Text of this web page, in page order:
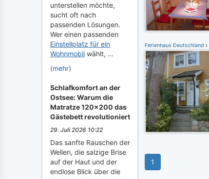
unterstellen möchte,
sucht oft nach
passenden Lösungen.
Wer einen passenden
Einstellplatz für ein
Wohnmobil wählt, …
(mehr)
Schlafkomfort an der
Ostsee: Warum die
Matratze 120x200 das
Gästebett revolutioniert
29. Juli 2026 10:22
Das sanfte Rauschen der
Wellen, die salzige Brise
auf der Haut und der
endlose Blick über die
Ferienhaus Deutschland
1